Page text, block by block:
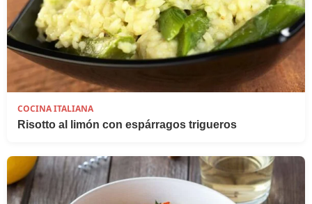
COCINA ITALIANA
Risotto al limón con espárragos trigueros